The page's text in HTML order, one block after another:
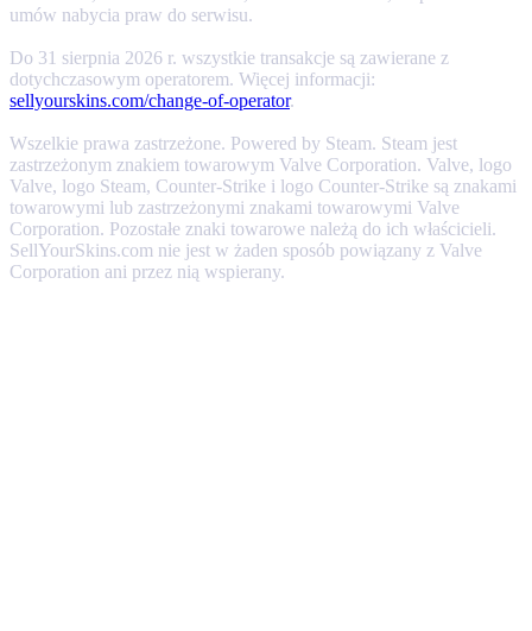
umów nabycia praw do serwisu.
Do 31 sierpnia 2026 r. wszystkie transakcje są zawierane z
dotychczasowym operatorem. Więcej informacji:
sellyourskins.com/change-of-operator.
Wszelkie prawa zastrzeżone. Powered by Steam. Steam jest
zastrzeżonym znakiem towarowym Valve Corporation. Valve, logo
Valve, logo Steam, Counter-Strike i logo Counter-Strike są znakami
towarowymi lub zastrzeżonymi znakami towarowymi Valve
Corporation. Pozostałe znaki towarowe należą do ich właścicieli.
SellYourSkins.com nie jest w żaden sposób powiązany z Valve
Corporation ani przez nią wspierany.